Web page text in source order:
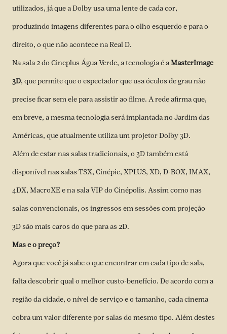
utilizados, já que a Dolby usa uma lente de cada cor,
produzindo imagens diferentes para o olho esquerdo e para o
direito, o que não acontece na Real D.
Na sala 2 do Cineplus Água Verde, a tecnologia é aMasterImage
3D, que permite que o espectador que usa óculos de grau não
precise ficar sem ele para assistir ao filme. A rede afirma que,
em breve, a mesma tecnologia será implantada no Jardim das
Américas, que atualmente utiliza um projetor Dolby 3D.
Além de estar nas salas tradicionais, o 3D também está
disponível nas salas TSX, Cinépic, XPLUS, XD, D-BOX, IMAX,
4DX, MacroXE e na sala VIP do Cinépolis. Assim como nas
salas convencionais, os ingressos em sessões com projeção
3D são mais caros do que para as 2D.
Mas e o preço?
Agora que você já sabe o que encontrar em cada tipo de sala,
falta descobrir qual o melhor custo-benefício. De acordo com a
região da cidade, o nível de serviço e o tamanho, cada cinema
cobra um valor diferente por salas do mesmo tipo. Além destes